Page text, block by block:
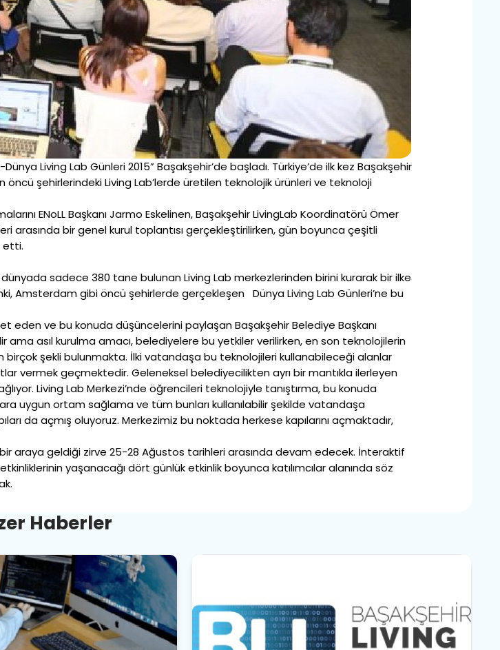
Dünya Living Lab Günleri 2015” Başakşehir’de başladı. Türkiye’de ilk kez Başakşehir
öncü şehirlerindeki Living Lab’lerde üretilen teknolojik ürünleri ve teknoloji
ENoLL Başkanı Jarmo Eskelinen, Başakşehir LivingLab Koordinatörü Ömer
arasında bir genel kurul toplantısı gerçekleştirilirken, gün boyunca çeşitli
etti.
sadece 380 tane bulunan Living Lab merkezlerinden birini kurarak bir ilke
Amsterdam gibi öncü şehirlerde gerçekleşen Dünya Living Lab Günleri’ne bu
eden ve bu konuda düşüncelerini paylaşan Başakşehir Belediye Başkanı
ama asıl kurulma amacı, belediyelere bu yetkiler verilirken, en son teknolojilerin
birçok şekli bulunmakta. İlki vatandaşa bu teknolojileri kullanabileceği alanlar
vermek geçmektedir. Geleneksel belediyecilikten ayrı bir mantıkla ilerleyen
Living Lab Merkezi’nde öğrencileri teknolojiyle tanıştırma, bu konuda
uygun ortam sağlama ve tüm bunları kullanılabilir şekilde vatandaşa
da açmış oluyoruz. Merkezimiz bu noktada herkese kapılarını açmaktadır,
bir araya geldiği zirve 25-28 Ağustos tarihleri arasında devam edecek. İnteraktif
yaşanacağı dört günlük etkinlik boyunca katılımcılar alanında söz
er Haberler